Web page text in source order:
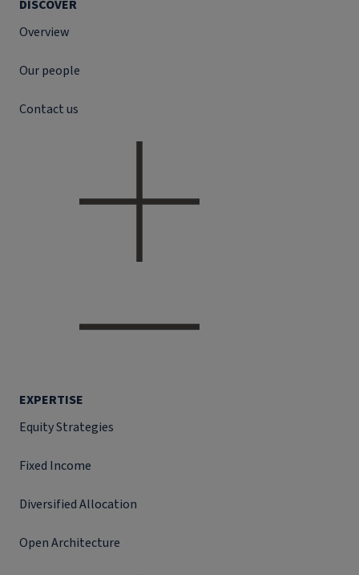
DISCOVER
Overview
Our people
Contact us
EXPERTISE
Equity Strategies
Fixed Income
Diversified Allocation
Open Architecture